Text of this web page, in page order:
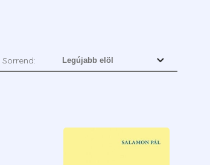
Sorrend: